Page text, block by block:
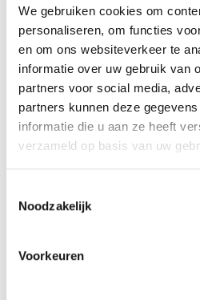
We gebruiken cookies om
personaliseren, om functies
en om ons websiteverkeer te
informatie over uw gebruik van
partners voor social media,
partners kunnen deze
informatie die u aan ze heeft
verzameld op basis van uw
Noodzakelijk
Voorkeuren
RECEPTEN EN TIPS
VAN ONZE GRILL MASTERS